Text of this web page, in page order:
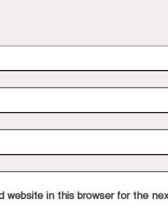
website in this browser for the